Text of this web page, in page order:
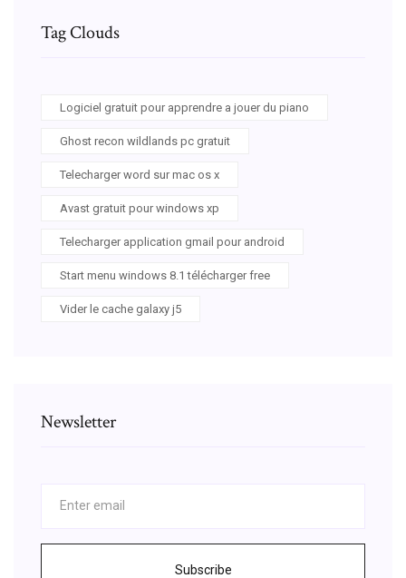
Tag Clouds
Logiciel gratuit pour apprendre a jouer du piano
Ghost recon wildlands pc gratuit
Telecharger word sur mac os x
Avast gratuit pour windows xp
Telecharger application gmail pour android
Start menu windows 8.1 télécharger free
Vider le cache galaxy j5
Newsletter
Subscribe